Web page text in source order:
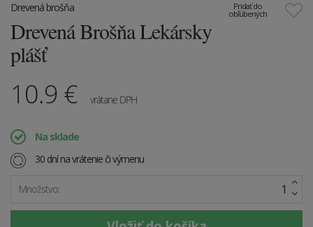
Pridať do
obľúbených
Drevená brošňa
Drevená Brošňa Lekársky
plášť
10.9 € vrátane DPH
Na sklade
30 dní na vrátenie či výmenu
Množstvo: